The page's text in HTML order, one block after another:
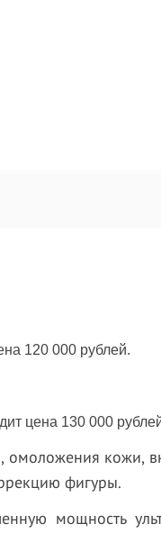
120 000 рублей.
цена 130 000
, омоложения кожи,
фигуры.
мощность